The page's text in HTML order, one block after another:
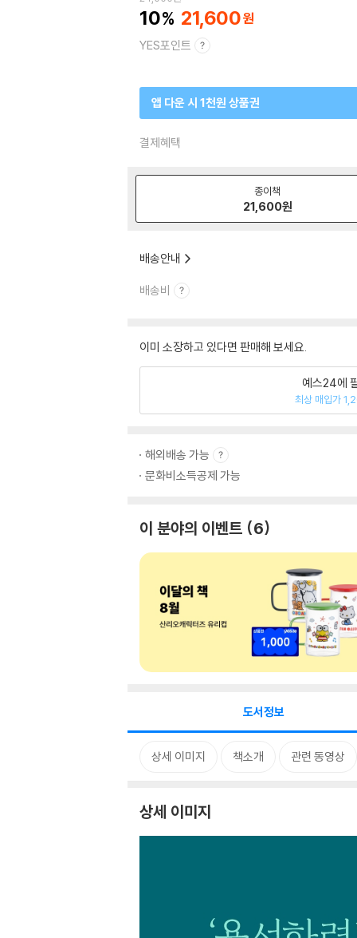
10 21,600
YES포인트
앱 다운 시 1천원 상품권
결제혜택
종이책
21,600원
배송안내
배송비
이미 소장하고 있다면 판매해 보세요.
예스24에
최상 매입가
해외배송 가능
문화비소득공제 가능
이 분야의 이벤트 6
도서정보
상세 이미지 책소개 관련 동영상
상세 이미지